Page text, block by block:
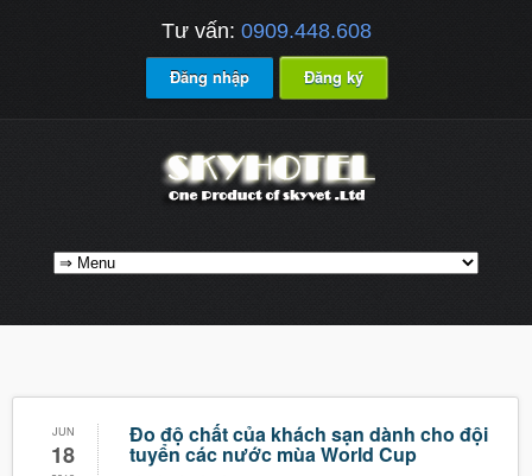
Tư vấn: 0909.448.608
Đăng nhập Đăng ký
JUN
18
Đo độ chất của khách sạn dành cho đội
tuyển các nước mùa World Cup